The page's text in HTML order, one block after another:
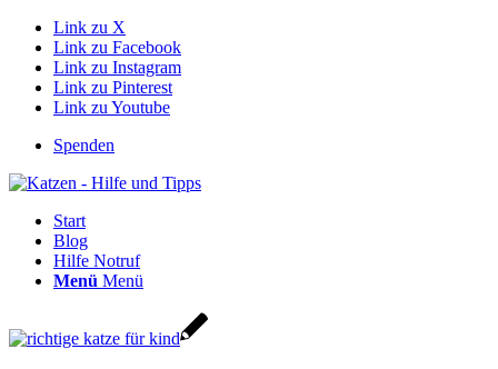
Link zu X
Link zu Facebook
Link zu Instagram
Link zu Pinterest
Link zu Youtube
Spenden
Start
Blog
Hilfe Notruf
Menü Menü